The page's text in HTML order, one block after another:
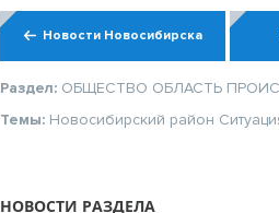
Новости Новосибирска
Раздел: ОБЩЕСТВО ОБЛАСТЬ
Темы: Новосибирский район
НОВОСТИ РАЗДЕЛА